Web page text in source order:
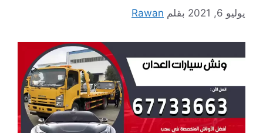
يوليو 6, 2021 بقلم Rawan